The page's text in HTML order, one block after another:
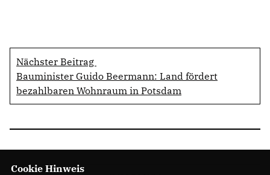
Nächster Beitrag
Bauminister Guido Beermann: Land fördert
bezahlbaren Wohnraum in Potsdam
Cookie Hinweis